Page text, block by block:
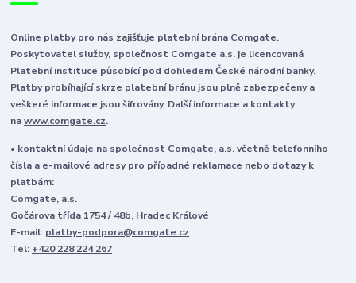
Online platby pro nás zajišťuje platební brána Comgate.
Poskytovatel služby, společnost Comgate a.s. je licencovaná
Platební instituce působící pod dohledem České národní banky.
Platby probíhající skrze platební bránu jsou plně zabezpečeny a
veškeré informace jsou šifrovány. Další informace a kontakty
nawww.comgate.cz.
• kontaktní údaje na společnost Comgate, a.s. včetně telefonního
čísla a e-mailové adresy pro případné reklamace nebo dotazy k
platbám:
Comgate, a.s.
Gočárova třída 1754 / 48b, Hradec Králové
E-mail: platby-podpora@comgate.cz
Tel: +420 228 224 267